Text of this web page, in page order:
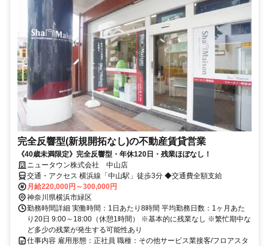
完全反響型(新規開拓なし)の不動産賃貸営業
《40歳未満限定》完全反響型・年休120日・残業ほぼなし！
ニュータウン株式会社 中山店
交通・アクセス 横浜線「中山駅」徒歩3分 ◆交通費全額支給
月給220,000円～300,000円
神奈川県横浜市緑区
勤務時間詳細 実働時間：1日あたり8時間 平均勤務日数：1ヶ月あた
り20日 9:00～18:00（休憩1時間） ※基本的に残業なし ※繁忙期中な
ど多少の残業が発生する可能性あり
仕事内容 雇用形態：正社員 職種：その他サービス業接客/フロアスタ